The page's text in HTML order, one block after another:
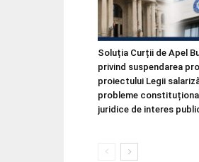
Soluția Curții de Apel
privind suspendarea
proiectului Legii
probleme
juridice de interes